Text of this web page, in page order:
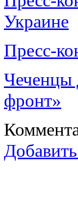
Украине
Пресс-
Чеченцы
фронт»